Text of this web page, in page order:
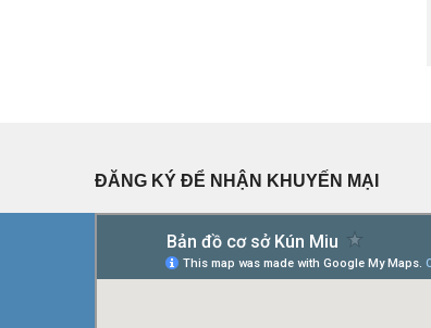
ĐĂNG KÝ ĐỂ NHẬN KHUYẾN MẠI